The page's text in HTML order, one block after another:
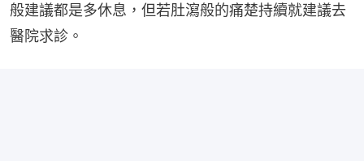
般建議都是多休息，但若肚瀉般的痛楚持續就建議去
醫院求診。